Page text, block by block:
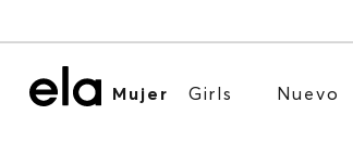
Mujer Girls Nuevo